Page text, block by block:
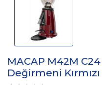
MACAP M42M
Değirmeni Kırmızı